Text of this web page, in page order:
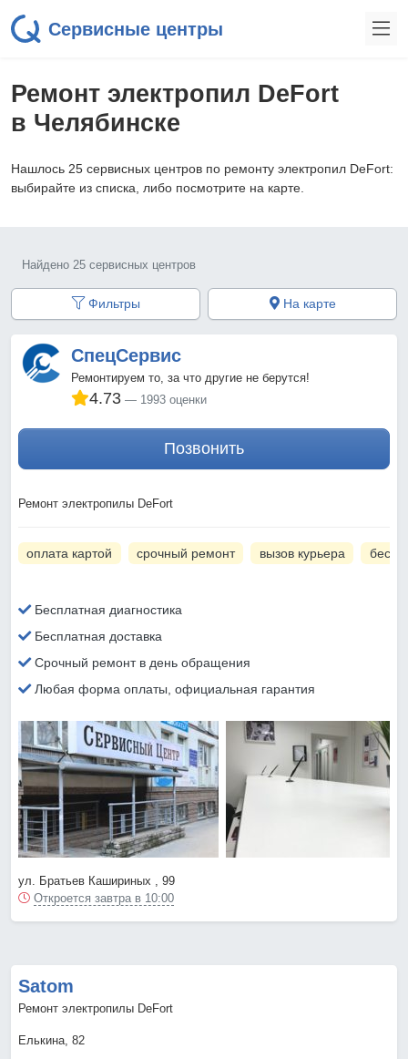
Сервисные центры
Ремонт электропил DeFort
в Челябинске
Нашлось 25 сервисных центров по ремонту электропил DeFort:
выбирайте из списка, либо посмотрите на карте.
Найдено 25 сервисных центров
Фильтры На карте
СпецСервис
Ремонтируем то, за что другие не берутся!
4.73 1993 оценки
Позвонить
Ремонт электропилы DeFort
оплата картой срочный ремонт вызов курьера
Бесплатная диагностика
Бесплатная доставка
Срочный ремонт в день обращения
Любая форма оплаты, официальная гарантия
ул. Братьев Кашириных , 99
Откроется завтра в 10:00
Satom
Ремонт электропилы DeFort
Елькина, 82